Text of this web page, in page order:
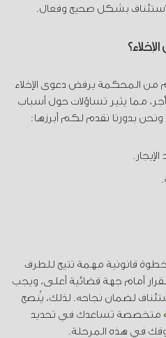
بشكل صحيح وفعال.
المحكمة يرفض دعوى الإخلاء
مما يثير تساؤلات حول أسباب
بدورنا نقدم لكم أبرزها:
قانونية مهمة تتيح للطرف
أمام جهة قضائية أعلى، ويجب
لضمان نجاحه. لذلك، يُنصح
متخصصة تساعدك في تحديد
في هذه المرحلة.